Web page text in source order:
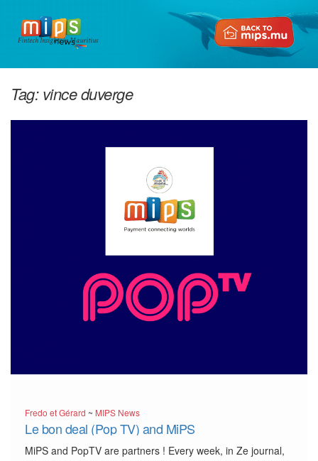
Fintech Insights in Mauritius
Tag:vince duverge
Fredo et Gérard ~ MIPS News
Le bon deal (Pop TV) and MiPS
MiPS and PopTV are partners ! Every week, in Ze journal,